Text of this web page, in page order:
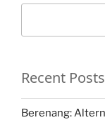
Recent Posts
Berenang: